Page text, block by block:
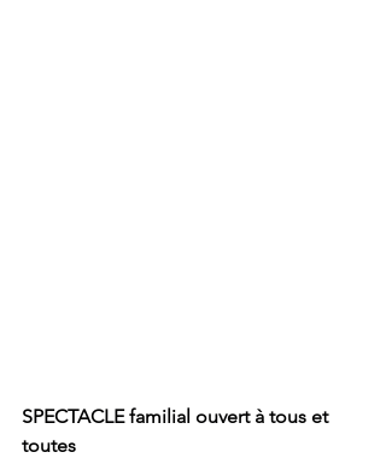
SPECTACLE familial ouvert à tous et
toutes